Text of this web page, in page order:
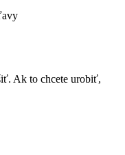
Ak to chcete urobiť,